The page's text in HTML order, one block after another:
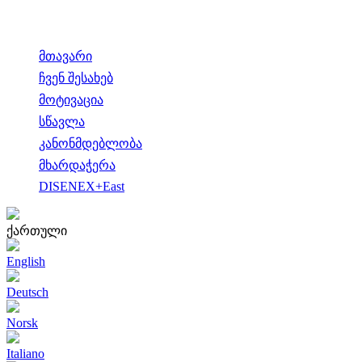
მთავარი
ჩვენ შესახებ
მოტივაცია
სწავლა
კანონმდებლობა
მხარდაჭერა
DISENEX+East
ქართული
English
Deutsch
Norsk
Italiano